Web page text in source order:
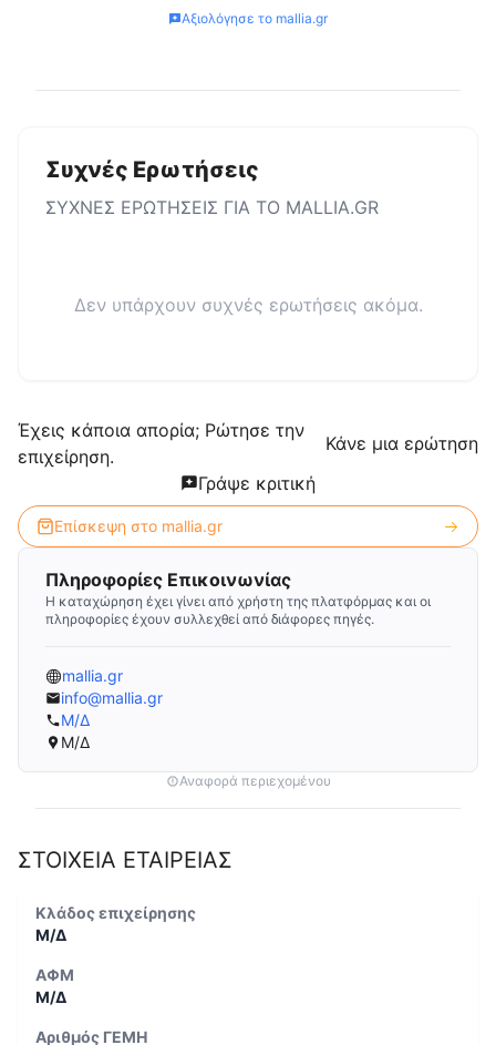
Αξιολόγησε το mallia.gr
Συχνές Ερωτήσεις
ΣΥΧΝΕΣ ΕΡΩΤΗΣΕΙΣ ΓΙΑ ΤΟ MALLIA.GR
Δεν υπάρχουν συχνές ερωτήσεις ακόμα.
Έχεις κάποια απορία; Ρώτησε την
επιχείρηση.
Κάνε μια ερώτηση
Γράψε κριτική
Επίσκεψη στο mallia.gr
Πληροφορίες Επικοινωνίας
Η καταχώρηση έχει γίνει από χρήστη της πλατφόρμας και οι
πληροφορίες έχουν συλλεχθεί από διάφορες πηγές.
mallia.gr
info@mallia.gr
Μ/Δ
Μ/Δ
Αναφορά περιεχομένου
ΣΤΟΙΧΕΙΑ ΕΤΑΙΡΕΙΑΣ
Κλάδος επιχείρησης
Μ/Δ
ΑΦΜ
Μ/Δ
Αριθμός ΓΕΜΗ